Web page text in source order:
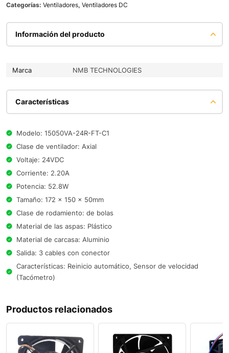
Categorías: Ventiladores, Ventiladores DC
Información del producto
Marca NMB TECHNOLOGIES
Características
Modelo: 15050VA-24R-FT-C1
Clase de ventilador: Axial
Voltaje: 24VDC
Corriente: 2.20A
Potencia: 52.8W
Tamaño: 172 x 150 x 50mm
Clase de rodamiento: de bolas
Material de las aspas: Plástico
Material de carcasa: Aluminio
Salida: 3 cables con conector
Características: Reinicio automático, Sensor de velocidad
(Tacómetro)
Productos relacionados